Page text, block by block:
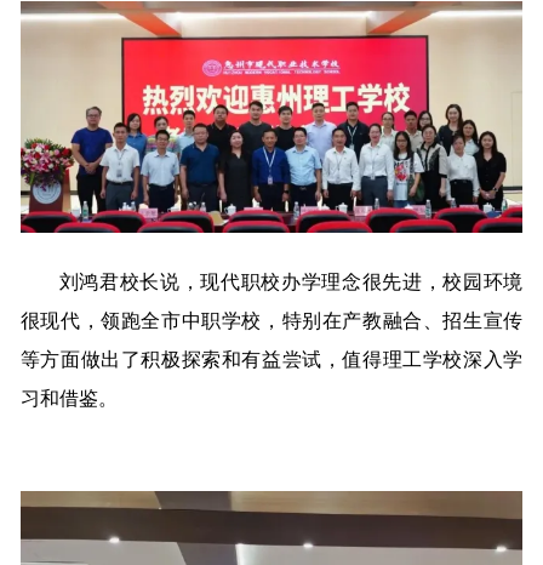
刘鸿君校长说，现代职校办学理念很先进，校园环境
很现代，领跑全市中职学校，特别在产教融合、招生宣传
等方面做出了积极探索和有益尝试，值得理工学校深入学
习和借鉴。